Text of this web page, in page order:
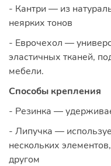
- Кантри — из
неярких тонов
- Еврочехол —
эластичных тканей,
мебели.
Способы крепления
- Резинка —
- Липучка —
нескольких
другом